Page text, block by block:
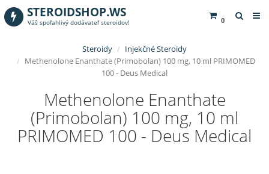
0
STEROIDSHOP.WS
Váš spoľahlivý dodávateľ steroidov!
Steroidy
Injekčné Steroidy
Methenolone Enanthate (Primobolan) 100 mg, 10 ml PRIMOMED
100 - Deus Medical
Methenolone Enanthate
(Primobolan) 100 mg, 10 ml
PRIMOMED 100 - Deus Medical